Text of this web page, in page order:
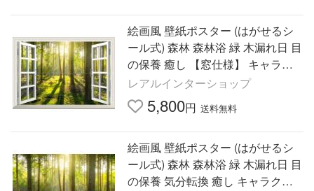
絵画風 壁紙ポスター (はがせるシ
ール式) 森林 森林浴 緑 木漏れ日 目
の保養 癒し 【窓仕様】 キャラク
ロ SNR-003MA1(A1版 830mm×58
5mm)＜日本製＞
レアルインターショップ
5,800円 送料無料
絵画風 壁紙ポスター (はがせるシ
ール式) 森林 森林浴 緑 木漏れ日 目
の保養 気分転換 癒し キャラクロ